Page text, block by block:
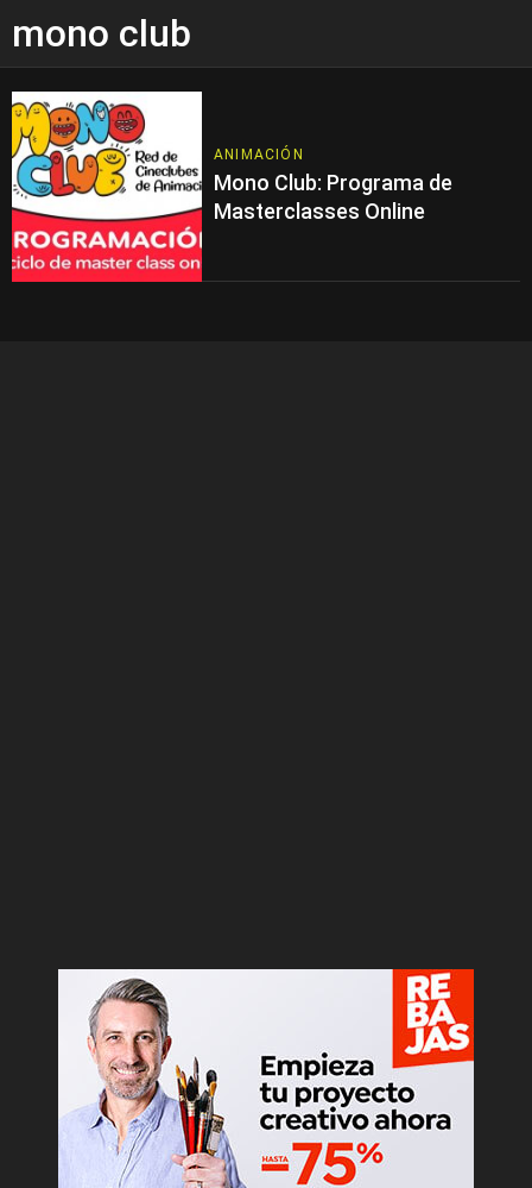
mono club
ANIMACIÓN
Mono Club: Programa de
Masterclasses Online